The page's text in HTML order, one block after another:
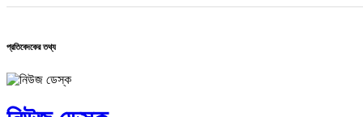
প্রতিবেদকের তথ্য